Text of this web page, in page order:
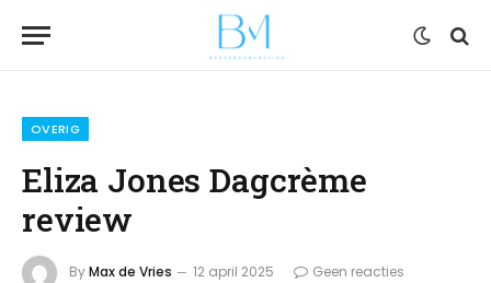
OVERIG
Eliza Jones Dagcrème
review
ByMax de Vries 12 april 2025
Geen reacties